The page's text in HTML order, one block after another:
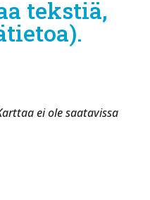
tekstiä,
ei ole saatavissa